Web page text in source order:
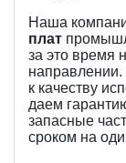
Наша
плат
за это время
к качеству
даем
запасные
сроком на